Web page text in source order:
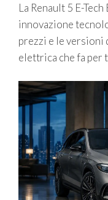
La Renault 5 E-
innovazione
prezzi e le versioni
elettrica che fa per